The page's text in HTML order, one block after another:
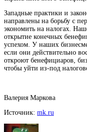
Западные практики и
направлены на борьбу с
экономить на налогах.
открытие конечных
успехом. У наших
если они действительно
откроют бенефициаров,
чтобы уйти из-под
Валерия Маркова
Источник: mk.ru